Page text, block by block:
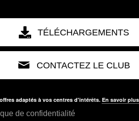
TÉLÉCHARGEMENTS
CONTACTEZ LE CLUB
de confidentialité
adaptés à vos centres d'intérêts. En savoir plus